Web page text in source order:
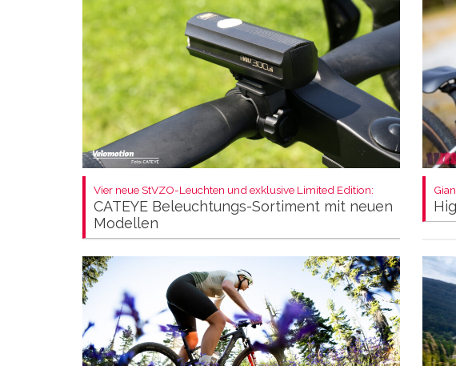
Vier neue StVZO-Leuchten und exklusive Limited Edition:
CATEYE Beleuchtungs-Sortiment mit neuen
Modellen